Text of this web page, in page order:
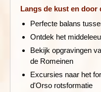
Langs de kust en door
Perfecte balans
Ontdek het
Bekijk opgravingen
de Romeinen
Excursies naar het
d'Orso rotsformatie